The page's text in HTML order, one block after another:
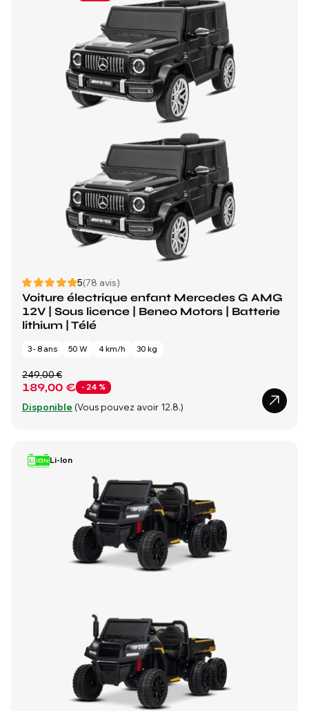
5(78 avis)
Voiture électrique enfant Mercedes G AMG
12V | Sous licence | Beneo Motors | Batterie
lithium | Télé
3 - 8 ans 50 W 4 km/h 30 kg
189,00 € - 24 %
249,00 €
Disponible (Vous pouvez avoir 12.8.)
Li-Ion